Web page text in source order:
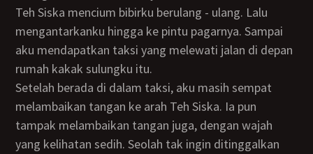
Teh Siska mencium bibirku berulang - ulang. Lalu
mengantarkanku hingga ke pintu pagarnya. Sampai
aku mendapatkan taksi yang melewati jalan di depan
rumah kakak sulungku itu.
Setelah berada di dalam taksi, aku masih sempat
melambaikan tangan ke arah Teh Siska. Ia pun
tampak melambaikan tangan juga, dengan wajah
yang kelihatan sedih. Seolah tak ingin ditinggalkan